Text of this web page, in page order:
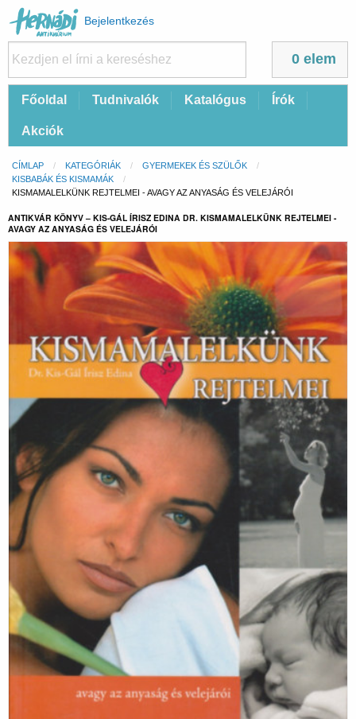
Felhasználói
fiók
menüje
Bejelentkezés
0 elem
FőFőoldal Tudnivalók Katalógus Írók
Akciók
Morzsa
CÍMLAP KATEGÓRIÁK
GYERMEKEK ÉS SZÜLŐK
KISBABÁK ÉS KISMAMÁK
CURRENT:
KISMAMALELKÜNK REJTELMEI - AVAGY AZ ANYASÁG ÉS VELEJÁRÓI
ANTIKVÁR KÖNYV – KIS-GÁL ÍRISZ EDINA DR. KISMAMALELKÜNK REJTELMEI -
AVAGY AZ ANYASÁG ÉS VELEJÁRÓI